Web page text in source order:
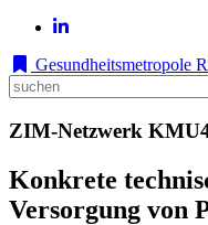
Gesundheitsmetropole
ZIM-Netzwerk
Konkrete
Versorgung von